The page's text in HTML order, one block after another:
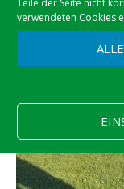
verwendeten Cookies